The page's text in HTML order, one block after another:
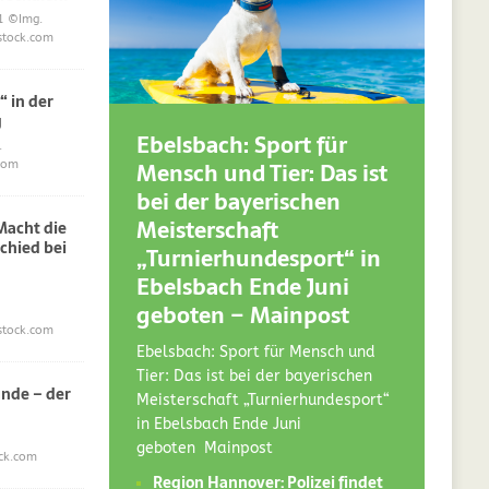
©Img.
in der
die
bei
– der
Ebelsbach: Sport für
Mensch und Tier: Das ist
bei der bayerischen
Meisterschaft
„Turnierhundesport“ in
Ebelsbach Ende Juni
geboten – Mainpost
Ebelsbach: Sport für Mensch und
Tier: Das ist bei der bayerischen
Meisterschaft „Turnierhundesport“
in Ebelsbach Ende Juni
geboten Mainpost
Region Hannover: Polizei findet